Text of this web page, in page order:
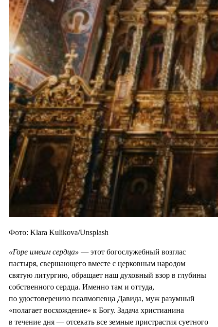
Фото: Klara Kulikova/Unsplash
«Горе имеим сердца» — этот богослужебный возглас
пастыря, свершающего вместе с церковным народом
святую литургию, обращает наш духовный взор в глубины
собственного сердца. Именно там и оттуда,
по удостоверению псалмопевца Давида, муж разумный
«полагает восхождение» к Богу. Задача христианина
в течение дня — отсекать все земные пристрастия суетного